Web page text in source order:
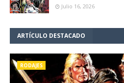
Julio 16, 2026
ARTÍCULO DESTACADO
RODAJES